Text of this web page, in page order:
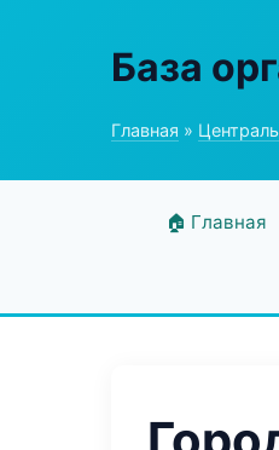
База
Главная »
🏠 Главная